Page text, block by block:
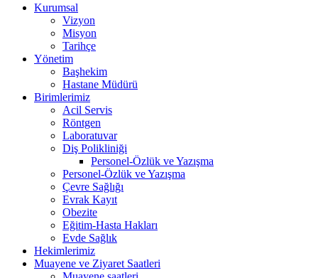
Kurumsal
Vizyon
Misyon
Tarihçe
Yönetim
Başhekim
Hastane Müdürü
Birimlerimiz
Acil Servis
Röntgen
Laboratuvar
Diş Polikliniği
Personel-Özlük ve Yazışma
Personel-Özlük ve Yazışma
Çevre Sağlığı
Evrak Kayıt
Obezite
Eğitim-Hasta Hakları
Evde Sağlık
Hekimlerimiz
Muayene ve Ziyaret Saatleri